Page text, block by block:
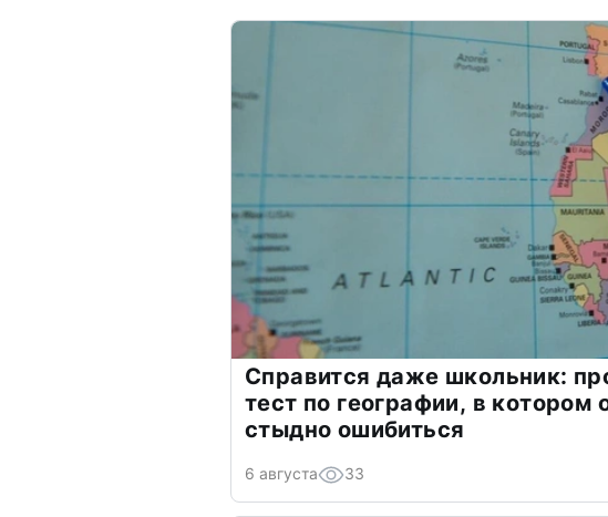
Справится даже школьник:
тест по географии, в котором
стыдно ошибиться
6 августа 33